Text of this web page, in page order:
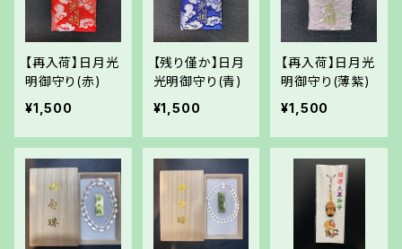
【再入荷】日月光
明御守り(赤)
¥1,500
【残り僅か】日月
光明御守り(青)
¥1,500
【再入荷】日月光
明御守り(薄紫)
¥1,500